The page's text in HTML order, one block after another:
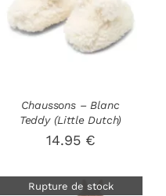
DÉTAILS
Chaussons – Blanc
Teddy (Little Dutch)
14.95 €
Rupture de stock